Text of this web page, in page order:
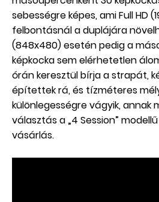
sebességre képes, ami Full HD
felbontásnál a duplájára
(848x480) esetén pedig a
képkocka sem elérhetetlen
órán keresztül bírja a strapát,
építettek rá, és tízméteres
különlegességre vágyik, annak
választás a „4 Session” modellű
vásárlás.